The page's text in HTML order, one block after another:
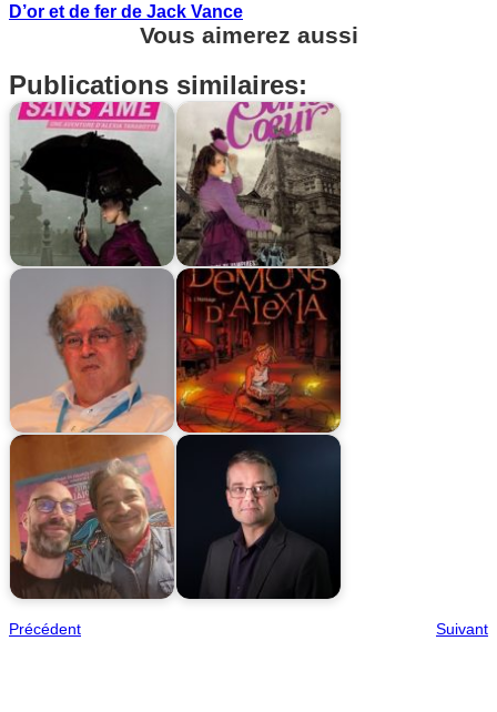
D’or et de fer de Jack Vance
Vous aimerez aussi
Publications similaires:
Précédent Suivant